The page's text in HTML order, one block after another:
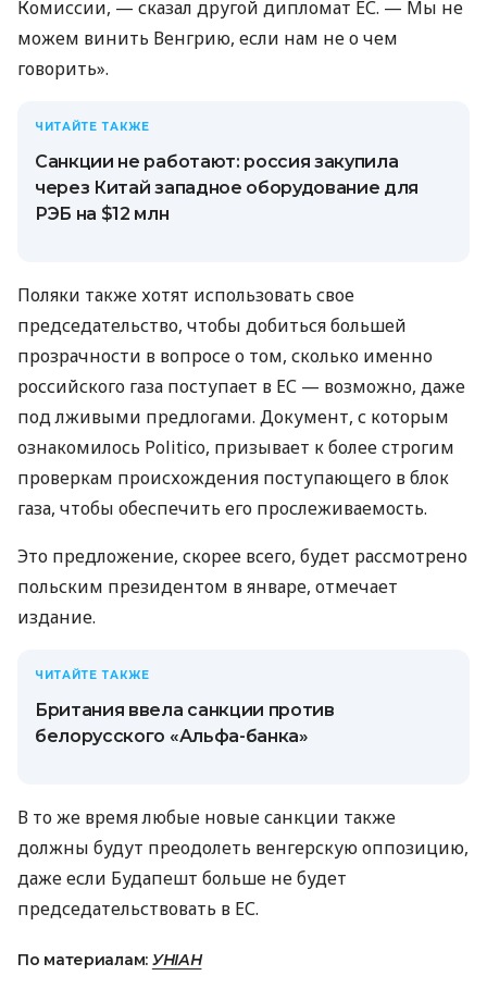
Комиссии, — сказал другой дипломат ЕС. — Мы не
можем винить Венгрию, если нам не о чем
говорить».
ЧИТАЙТЕ ТАКЖЕ
Санкции не работают: россия закупила
через Китай западное оборудование для
РЭБ на $12 млн
Поляки также хотят использовать свое
председательство, чтобы добиться большей
прозрачности в вопросе о том, сколько именно
российского газа поступает в ЕС — возможно, даже
под лживыми предлогами. Документ, с которым
ознакомилось Politico, призывает к более строгим
проверкам происхождения поступающего в блок
газа, чтобы обеспечить его прослеживаемость.
Это предложение, скорее всего, будет рассмотрено
польским президентом в январе, отмечает
издание.
ЧИТАЙТЕ ТАКЖЕ
Британия ввела санкции против
белорусского «Альфа-банка»
В то же время любые новые санкции также
должны будут преодолеть венгерскую оппозицию,
даже если Будапешт больше не будет
председательствовать в ЕС.
По материалам: УНІАН